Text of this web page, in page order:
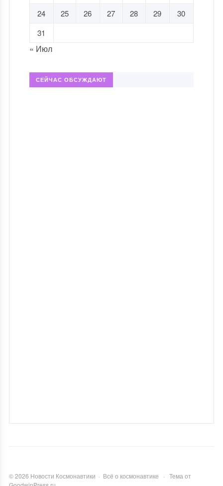
24
25 26 27 28 29
30
31
« Июл
СЕЙЧАС ОБСУЖДАЮТ
©2026 Новости Космонавтики · Всё о космонавтике · Тема от